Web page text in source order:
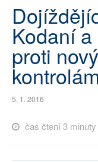
ROZHOVORY
TÉMATA
NEJČTENĚJŠÍ ZA 7
Kodaní
proti
kontrolám
5. 1. 2016
čas čtení 3 minuty